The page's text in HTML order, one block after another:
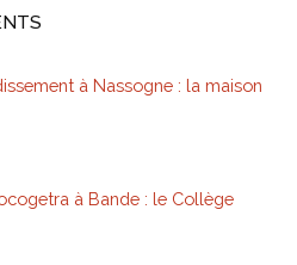
à Nassogne : la maison
à Bande : le Collège